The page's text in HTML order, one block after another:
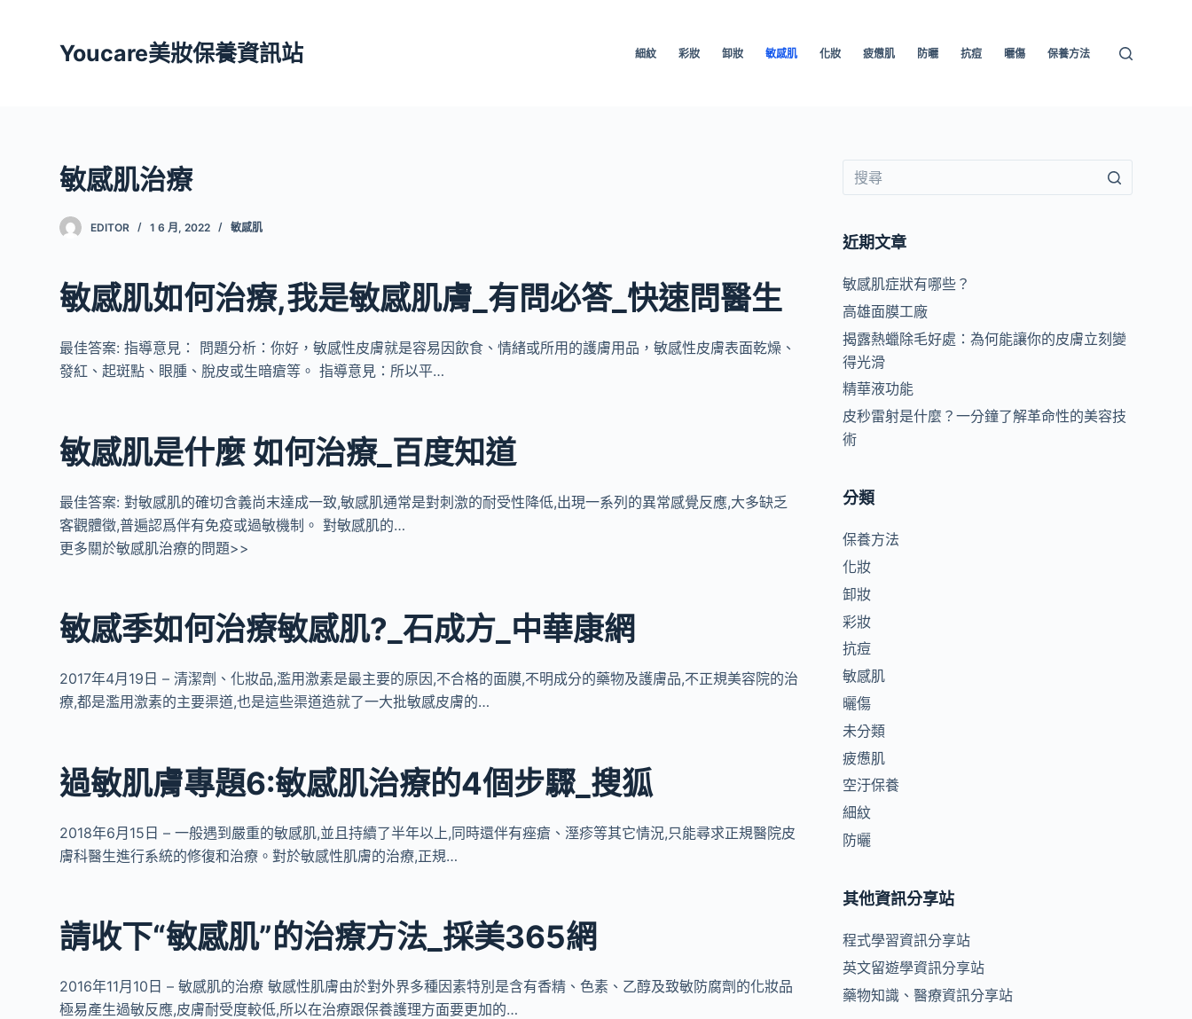
Youcare美妝保養資訊站 細紋 彩妝 卸妝 敏感肌 化妝 疲憊肌 防曬 抗痘 曬傷 保養方法
敏感肌治療
EDITOR 1 6 月, 2022 敏感肌
敏感肌如何治療,我是敏感肌膚_有問必答_快速問醫生
最佳答案: 指導意見： 問題分析：你好，敏感性皮膚就是容易因飲食、情緒或所用的護膚用品，敏感性皮膚表面乾燥、
發紅、起斑點、眼腫、脫皮或生暗瘡等。 指導意見：所以平…
敏感肌是什麼 如何治療_百度知道
最佳答案: 對敏感肌的確切含義尚末達成一致,敏感肌通常是對刺激的耐受性降低,出現一系列的異常感覺反應,大多缺乏
客觀體徵,普遍認爲伴有免疫或過敏機制。 對敏感肌的…
更多關於敏感肌治療的問題>>
敏感季如何治療敏感肌?_石成方_中華康網
2017年4月19日 – 清潔劑、化妝品,濫用激素是最主要的原因,不合格的面膜,不明成分的藥物及護膚品,不正規美容院的治
療,都是濫用激素的主要渠道,也是這些渠道造就了一大批敏感皮膚的…
過敏肌膚專題6:敏感肌治療的4個步驟_搜狐
2018年6月15日 – 一般遇到嚴重的敏感肌,並且持續了半年以上,同時還伴有痤瘡、溼疹等其它情況,只能尋求正規醫院皮
膚科醫生進行系統的修復和治療。對於敏感性肌膚的治療,正規…
請收下“敏感肌”的治療方法_採美365網
2016年11月10日 – 敏感肌的治療 敏感性肌膚由於對外界多種因素特別是含有香精、色素、乙醇及致敏防腐劑的化妝品
極易產生過敏反應,皮膚耐受度較低,所以在治療跟保養護理方面要更加的…
近期文章
敏感肌症狀有哪些？
高雄面膜工廠
揭露熱蠟除毛好處：為何能讓你的皮膚立刻變
得光滑
精華液功能
皮秒雷射是什麼？一分鐘了解革命性的美容技
術
分類
保養方法
化妝
卸妝
彩妝
抗痘
敏感肌
曬傷
未分類
疲憊肌
空汙保養
細紋
防曬
其他資訊分享站
程式學習資訊分享站
英文留遊學資訊分享站
藥物知識、醫療資訊分享站